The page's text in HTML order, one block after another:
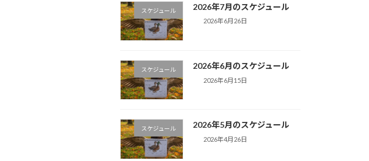
スケジュール 2026年7月のスケジュール
2026年6月26日
スケジュール 2026年6月のスケジュール
2026年6月15日
スケジュール 2026年5月のスケジュール
2026年4月26日